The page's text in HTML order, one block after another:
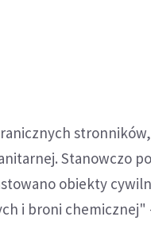
stronników,
Stanowczo
obiekty
i broni chemicznej"